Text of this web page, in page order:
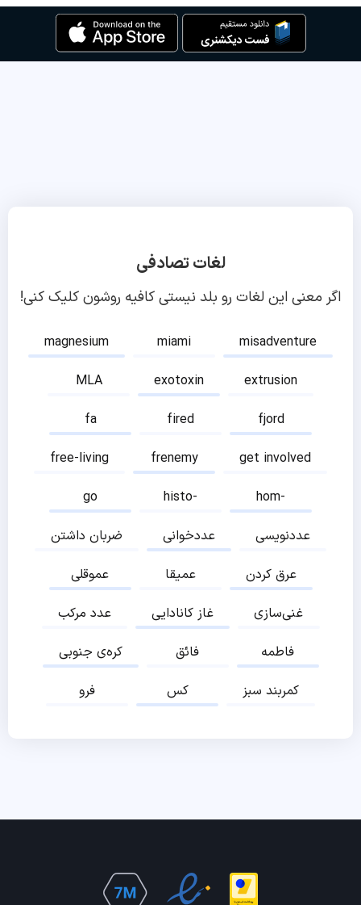
لغات تصادفی
اگر معنی این لغات رو بلد نیستی کافیه روشون کلیک کنی!
magnesium miami
misadventure
MLA
exotoxin
extrusion
fa
fired
fjord
free-living
frenemy
get involved
go
histo-
hom-
ضربان داشتن
عددخوانی
عددنویسی
عموقلی
عمیقا
عرق کردن
عدد مرکب
غاز کانادایی
غنی‌سازی
کره‌ی جنوبی
فائق
فاطمه
فرو
کس کمربند سبز